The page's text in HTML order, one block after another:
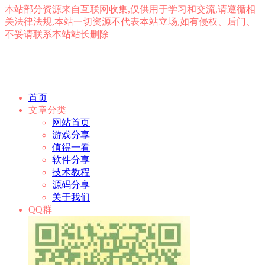
本站部分资源来自互联网收集,仅供用于学习和交流,请遵循相
关法律法规,本站一切资源不代表本站立场,如有侵权、后门、
不妥请联系本站站长删除
首页
文章分类
网站首页
游戏分享
值得一看
软件分享
技术教程
源码分享
关于我们
QQ群